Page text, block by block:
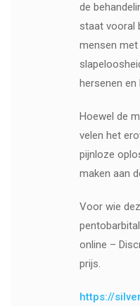
de
staat vooral
mensen met
hersenen
Hoewel de
velen het
pijnloze
maken aan
Voor wie
online –
prijs.
https://